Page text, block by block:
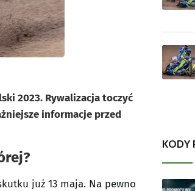
2023. Rywalizacja toczyć
informacje przed
już 13 maja. Na pewno
KODY